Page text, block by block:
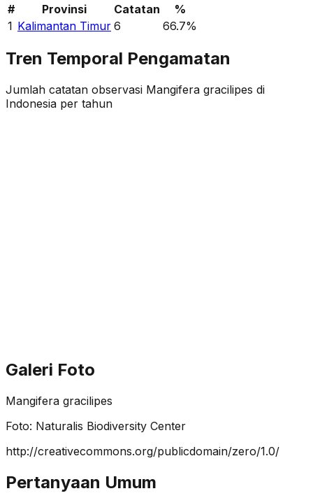
# Provinsi Catatan
%
1 Kalimantan Timur 6 66.7%
Tren Temporal Pengamatan
Jumlah catatan observasi Mangifera gracilipes di
Indonesia per tahun
Galeri Foto
Mangifera gracilipes
Foto: Naturalis Biodiversity Center
http://creativecommons.org/publicdomain/zero/1.0/
Pertanyaan Umum